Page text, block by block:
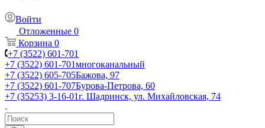
Войти
Отложенные 0
Корзина 0
+7 (3522) 601-701
+7 (3522) 601-701многоканальный
+7 (3522) 605-705Бажова, 97
+7 (3522) 601-707Бурова-Петрова, 60
+7 (35253) 3-16-01г. Шадринск, ул. Михайловская, 74